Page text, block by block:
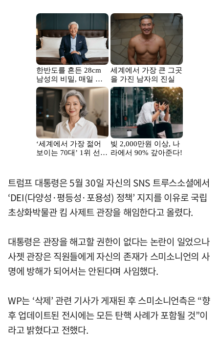
트럼프 대통령은 5월 30일 자신의 SNS 트루스소셜에서
‘DEI(다양성·평등성·포용성) 정책’ 지지를 이유로 국립
초상화박물관 킴 사제트 관장을 해임한다고 올렸다.
대통령은 관장을 해고할 권한이 없다는 논란이 일었으나
사젯 관장은 직원들에게 자신의 존재가 스미소니언의 사
명에 방해가 되어서는 안된다며 사임했다.
WP는 ‘삭제’ 관련 기사가 게재된 후 스미소니언측은 “향
후 업데이트된 전시에는 모든 탄핵 사례가 포함될 것”이
라고 밝혔다고 전했다.